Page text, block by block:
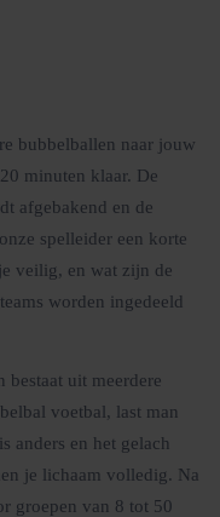
bubbelballen naar jouw
minuten klaar. De
afgebakend en de
spelleider een korte
veilig, en wat zijn de
worden ingedeeld
bestaat uit meerdere
voetbal, last man
anders en het gelach
je lichaam volledig. Na
groepen van 8 tot 50